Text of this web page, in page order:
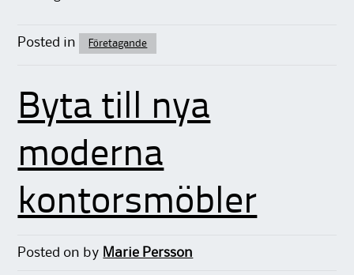
Posted in Företagande
Byta till nya
moderna
kontorsmöbler
Posted on by Marie Persson